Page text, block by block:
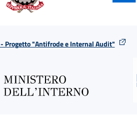
Progetto "Antifrode e Internal Audit"